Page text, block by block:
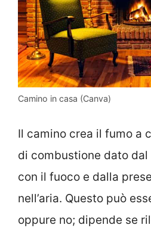
Camino in casa (Canva)
Il camino crea il fumo a
di combustione dato
con il fuoco e dalla
nell’aria. Questo può
oppure no; dipende se